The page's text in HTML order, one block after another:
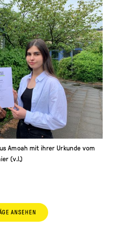
Amoah mit ihrer Urkunde vom
(v.l.)
ANSEHEN